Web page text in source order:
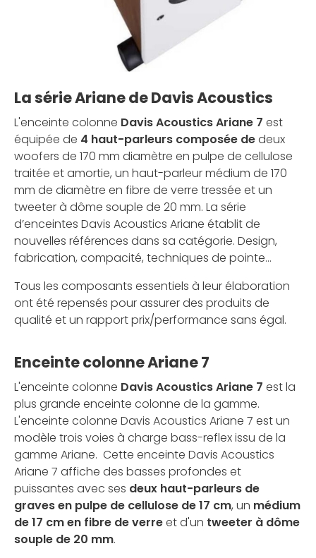
La série Ariane de Davis Acoustics
L'enceinte colonne Davis Acoustics Ariane 7 est
équipée de 4 haut-parleurs composée dedeux
woofers de 170 mm diamètre en pulpe de cellulose
traitée et amortie, un haut-parleur médium de 170
mm de diamètre en fibre de verre tressée et un
tweeter à dôme souple de 20 mm. La série
d’enceintes Davis Acoustics Ariane établit de
nouvelles références dans sa catégorie. Design,
fabrication, compacité, techniques de pointe…
Tous les composants essentiels à leur élaboration
ont été repensés pour assurer des produits de
qualité et un rapport prix/performance sans égal.
Enceinte colonne Ariane 7
L'enceinte colonne Davis Acoustics Ariane 7 est la
plus grande enceinte colonne de la gamme.
L'enceinte colonne Davis Acoustics Ariane 7 est un
modèle trois voies à charge bass-reflex issu de la
gamme Ariane. Cette enceinte Davis Acoustics
Ariane 7 affiche des basses profondes et
puissantes avec ses deux haut-parleurs de
graves en pulpe de cellulose de 17 cm, un médium
de 17 cm en fibre de verreet d'un tweeter à dôme
souple de 20 mm.